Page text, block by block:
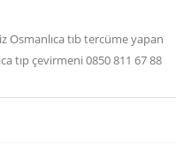
Osmanlıca tıb tercüme yapan
tıp çevirmeni 0850 811 67 88